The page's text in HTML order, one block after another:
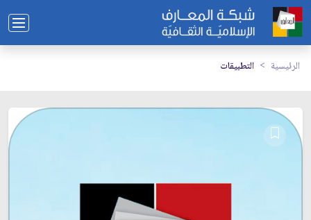
الرئيسية التطبيقات